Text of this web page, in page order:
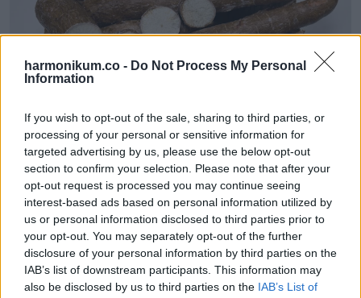
harmonikum.co - Do Not Process My Personal
Information
If you wish to opt-out of the sale, sharing to third parties, or
processing of your personal or sensitive information for
targeted advertising by us, please use the below opt-out
section to confirm your selection. Please note that after your
opt-out request is processed you may continue seeing
interest-based ads based on personal information utilized by
us or personal information disclosed to third parties prior to
your opt-out. You may separately opt-out of the further
disclosure of your personal information by third parties on the
IAB’s list of downstream participants. This information may
also be disclosed by us to third parties on the IAB’s List of
A manióka élelmi rostot tartalmaz, amely jót tesz az
emésztésnek. A rost segíthet megelőzni a székrekedést,
és támogatja a bélrendszer normál működését, ami idősebb
korban különösen fontos. Ha viszont valaki túl sokat eszik